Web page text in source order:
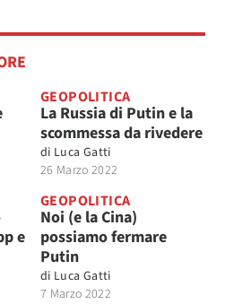
GEOPOLITICA
La Russia di Putin e la
scommessa da rivedere
di Luca Gatti
26 Marzo 2022
e
GEOPOLITICA
Noi (e la Cina)
possiamo fermare
Putin
di Luca Gatti
7 Marzo 2022